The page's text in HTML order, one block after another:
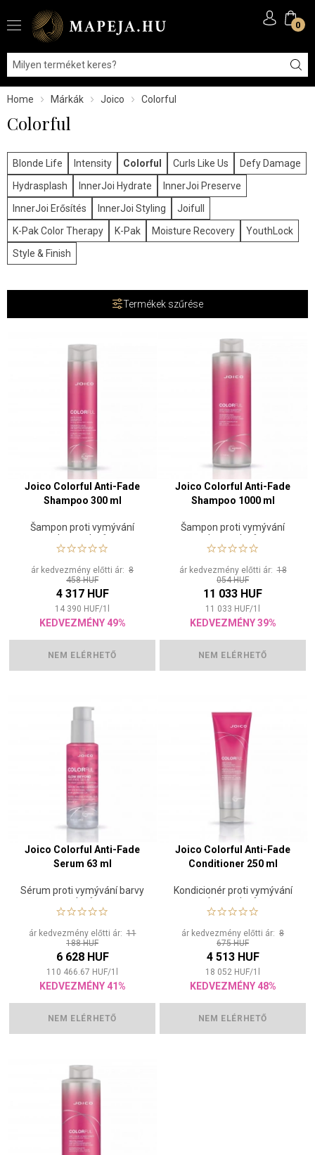
0
Home Márkák Joico Colorful
Colorful
Blonde Life Intensity Colorful Curls Like Us
Defy Damage
Hydrasplash
InnerJoi Hydrate
InnerJoi Preserve
InnerJoi Erősítés
InnerJoi Styling
Joifull
K-Pak Color Therapy
K-Pak Moisture Recovery
YouthLock
Style & Finish
Termékek szűrése
Joico Colorful Anti-Fade
Shampoo 300 ml
Šampon proti vymývání
barvy vlasů
ár kedvezmény előtti ár: 8
458 HUF
4 317 HUF
14 390 HUF/1
KEDVEZMÉNY 49%
NEM ELÉRHETŐ
Joico Colorful Anti-Fade
Shampoo 1000 ml
Šampon proti vymývání
barvy vlasů
ár kedvezmény előtti ár:18
054 HUF
11 033 HUF
11 033 HUF/1
KEDVEZMÉNY 39%
NEM ELÉRHETŐ
Joico Colorful Anti-Fade
Serum 63 ml
Sérum proti vymývání barvy
vlasů
ár kedvezmény előtti ár:11
188 HUF
6 628 HUF
110 466.67 HUF/1
KEDVEZMÉNY 41%
NEM ELÉRHETŐ
Joico Colorful Anti-Fade
Conditioner 250 ml
Kondicionér proti vymývání
barvy vlasů
ár kedvezmény előtti ár: 8
675 HUF
4 513 HUF
18 052 HUF/1
KEDVEZMÉNY 48%
NEM ELÉRHETŐ